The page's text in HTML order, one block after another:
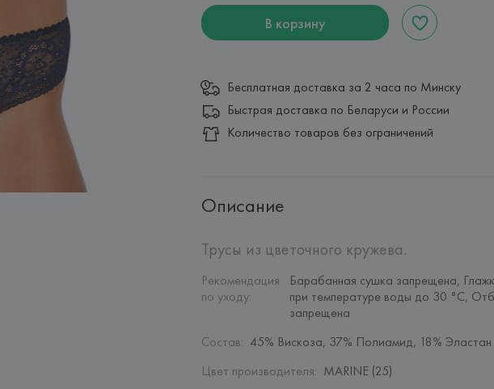
В корзину
Бесплатная доставка за 2 часа по Минску
Быстрая доставка по Беларуси и России
Количество товаров без ограничений
Описание
Трусы из цветочного кружева.
Рекомендация
по уходу:
Барабанная сушка запрещена,
при температуре воды до 30 °C,
запрещена
Состав: 45% Вискоза, 37% Полиамид, 18% Эластан
Цвет производителя: MARINE (25)